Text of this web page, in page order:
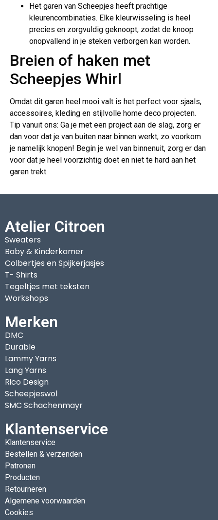
Het garen van Scheepjes heeft prachtige
kleurencombinaties. Elke kleurwisseling is heel
precies en zorgvuldig geknoopt, zodat de knoop
onopvallend in je steken verborgen kan worden.
Breien of haken met
Scheepjes Whirl
Omdat dit garen heel mooi valt is het perfect voor sjaals,
accessoires, kleding en stijlvolle home deco projecten.
Tip vanuit ons: Ga je met een project aan de slag, zorg er
dan voor dat je van buiten naar binnen werkt, zo voorkom
je namelijk knopen! Begin je wel van binnenuit, zorg er dan
voor dat je heel voorzichtig doet en niet te hard aan het
garen trekt.
Atelier Citroen
Sweaters
Baby & Kinderkamer
Colbertjes en Spijkerjasjes
T- Shirts
Tegeltjes met teksten
Workshops
Merken
DMC
Durable
Lammy Yarns
Lang Yarns
Rico Design
Scheepjeswol
SMC Schachenmayr
Klantenservice
Klantenservice
Bestellen & verzenden
Patronen
Producten
Retourneren
Algemene voorwaarden
Cookies